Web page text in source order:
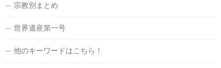
宗教別まとめ
世界遺産第一号
他のキーワードはこちら！